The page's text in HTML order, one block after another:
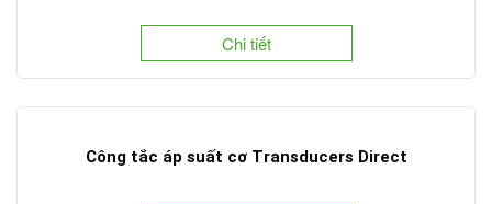
Chi tiết
Công tắc áp suất cơ Transducers Direct